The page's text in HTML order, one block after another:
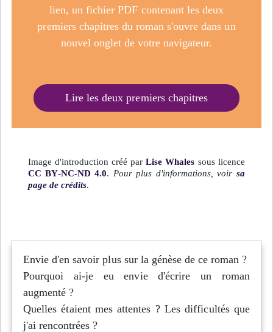
lien, un fichier PDF contenant les deux
premiers chapitres du roman s'ouvre dans un
nouvel onglet de votre navigateur.
Lire les deux premiers chapitres
Image d'introduction créé parLise Whales sous licence
CC BY-NC-ND 4.0. Pour plus d'informations, voir sa
page de crédits.
Envie d'en savoir plus sur la génèse de ce roman ?
Pourquoi ai-je eu envie d'écrire un roman
augmenté ?
Quelles étaient mes attentes ? Les difficultés que
j'ai rencontrées ?